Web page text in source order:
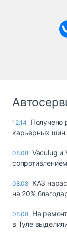
12:14
Получено
карьерных
08.08 Vaculug и
08.08 КАЗ
на 20%
08.08 На
в Туле